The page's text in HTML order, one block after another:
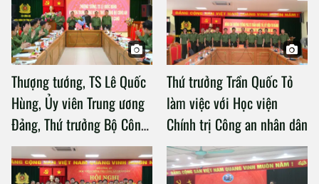
Thượng tướng, TS Lê Quốc
Hùng, Ủy viên Trung ương
Đảng, Thứ trưởng Bộ Công
an làm việc với Học viện
Chính trị Công an nhân dân
Thứ trưởng Trần Quốc Tỏ
làm việc với Học viện
Chính trị Công an nhân dân